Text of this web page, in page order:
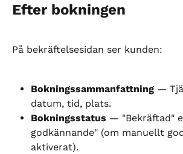
Efter bokningen
På bekräftelsesidan ser kunden:
Bokningssammanfattning —
datum, tid, plats.
Bokningsstatus — "Bekräftad"
godkännande" (om manuellt
aktiverat).